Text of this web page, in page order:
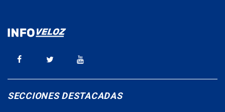
SECCIONES DESTACADAS